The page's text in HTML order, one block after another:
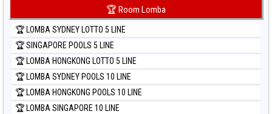
🏆 Room Lomba
🏆 LOMBA SYDNEY LOTTO 5 LINE
🏆 SINGAPORE POOLS 5 LINE
🏆 LOMBA HONGKONG LOTTO 5 LINE
🏆 LOMBA SYDNEY POOLS 10 LINE
🏆 LOMBA HONGKONG POOLS 10 LINE
🏆 LOMBA SINGAPORE 10 LINE